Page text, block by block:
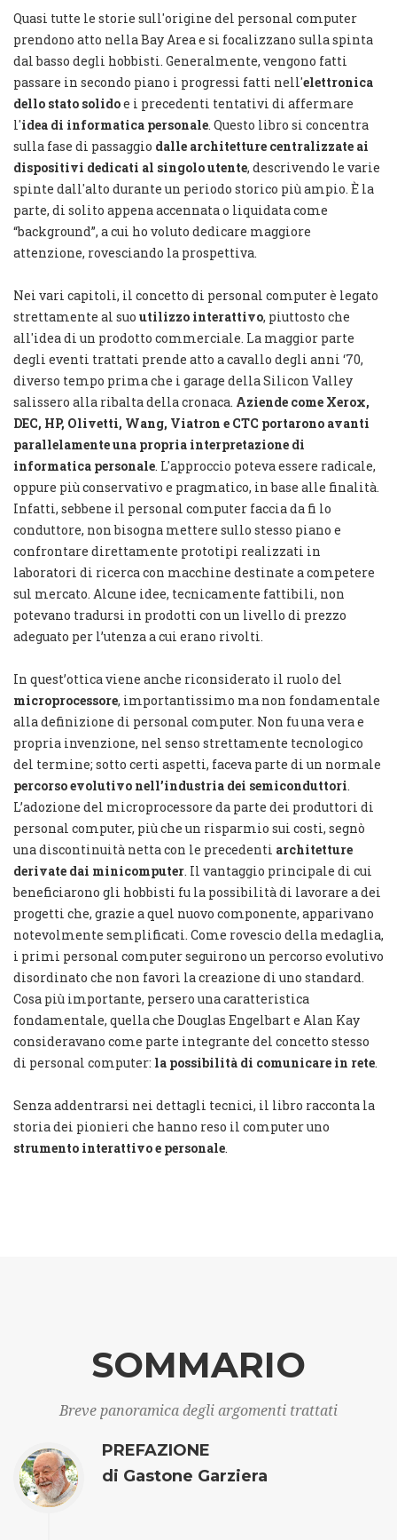
Quasi tutte le storie sull'origine del personal computer
prendono atto nella Bay Area e si focalizzano sulla spinta
dal basso degli hobbisti. Generalmente, vengono fatti
passare in secondo piano i progressi fatti nell'elettronica
dello stato solidoe i precedenti tentativi di affermare
l'idea di informatica personale. Questo libro si concentra
sulla fase di passaggio dalle architetture centralizzate ai
dispositivi dedicati al singolo utente, descrivendo le varie
spinte dall'alto durante un periodo storico più ampio. È la
parte, di solito appena accennata o liquidata come
“background”, a cui ho voluto dedicare maggiore
attenzione, rovesciando la prospettiva.
Nei vari capitoli, il concetto di personal computer è legato
strettamente al suo utilizzo interattivo, piuttosto che
all'idea di un prodotto commerciale. La maggior parte
degli eventi trattati prende atto a cavallo degli anni ‘70,
diverso tempo prima che i garage della Silicon Valley
salissero alla ribalta della cronaca. Aziende come Xerox,
DEC, HP, Olivetti, Wang, Viatron e CTC portarono avanti
parallelamente una propria interpretazione di
informatica personale. L'approccio poteva essere radicale,
oppure più conservativo e pragmatico, in base alle finalità.
Infatti, sebbene il personal computer faccia da fi lo
conduttore, non bisogna mettere sullo stesso piano e
confrontare direttamente prototipi realizzati in
laboratori di ricerca con macchine destinate a competere
sul mercato. Alcune idee, tecnicamente fattibili, non
potevano tradursi in prodotti con un livello di prezzo
adeguato per l’utenza a cui erano rivolti.
In quest’ottica viene anche riconsiderato il ruolo del
microprocessore, importantissimo ma non fondamentale
alla definizione di personal computer. Non fu una vera e
propria invenzione, nel senso strettamente tecnologico
del termine; sotto certi aspetti, faceva parte di un normale
percorso evolutivo nell’industria dei semiconduttori.
L’adozione del microprocessore da parte dei produttori di
personal computer, più che un risparmio sui costi, segnò
una discontinuità netta con le precedenti architetture
derivate dai minicomputer. Il vantaggio principale di cui
beneficiarono gli hobbisti fu la possibilità di lavorare a dei
progetti che, grazie a quel nuovo componente, apparivano
notevolmente semplificati. Come rovescio della medaglia,
i primi personal computer seguirono un percorso evolutivo
disordinato che non favorì la creazione di uno standard.
Cosa più importante, persero una caratteristica
fondamentale, quella che Douglas Engelbart e Alan Kay
consideravano come parte integrante del concetto stesso
di personal computer: la possibilità di comunicare in rete.
Senza addentrarsi nei dettagli tecnici, il libro racconta la
storia dei pionieri che hanno reso il computer uno
strumento interattivo e personale.
SOMMARIO
Breve panoramica degli argomenti trattati
PREFAZIONE
di Gastone Garziera